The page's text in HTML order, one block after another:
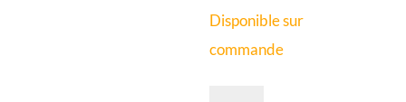
Disponible sur
commande